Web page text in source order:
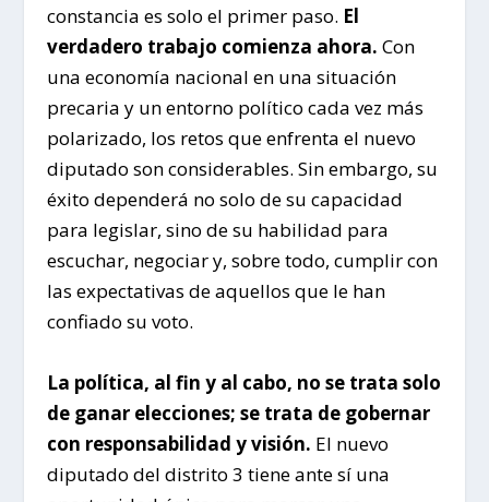
constancia es solo el primer paso. El
verdadero trabajo comienza ahora. Con
una economía nacional en una situación
precaria y un entorno político cada vez más
polarizado, los retos que enfrenta el nuevo
diputado son considerables. Sin embargo, su
éxito dependerá no solo de su capacidad
para legislar, sino de su habilidad para
escuchar, negociar y, sobre todo, cumplir con
las expectativas de aquellos que le han
confiado su voto.
La política, al fin y al cabo, no se trata solo
de ganar elecciones; se trata de gobernar
con responsabilidad y visión. El nuevo
diputado del distrito 3 tiene ante sí una